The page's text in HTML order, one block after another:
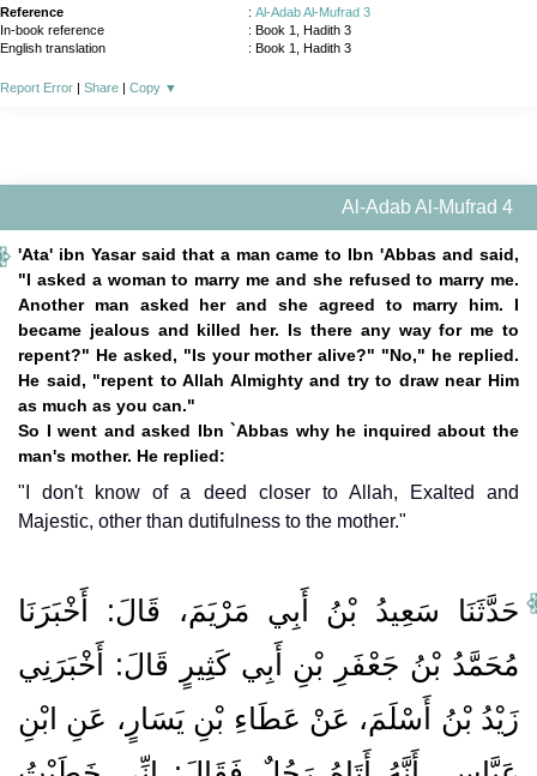
Reference : Al-Adab Al-Mufrad 3
In-book reference
: Book 1, Hadith 3
English translation
: Book 1, Hadith 3
Report Error | Share | Copy ▼
Al-Adab Al-Mufrad 4
'Ata' ibn Yasar said that a man came to Ibn 'Abbas and said,
"I asked a woman to marry me and she refused to marry me.
Another man asked her and she agreed to marry him. I
became jealous and killed her. Is there any way for me to
repent?" He asked, "Is your mother alive?" "No," he replied.
He said, "repent to Allah Almighty and try to draw near Him
as much as you can."
So I went and asked Ibn `Abbas why he inquired about the
man's mother. He replied:
"I don't know of a deed closer to Allah, Exalted and
Majestic, other than dutifulness to the mother."
حَدَّثَنَا سَعِيدُ بْنُ أَبِي مَرْيَمَ، قَالَ‏:‏ أَخْبَرَنَا
مُحَمَّدُ بْنُ جَعْفَرِ بْنِ أَبِي كَثِيرٍ قَالَ‏:‏ أَخْبَرَنِي
زَيْدُ بْنُ أَسْلَمَ، عَنْ عَطَاءِ بْنِ يَسَارٍ، عَنِ ابْنِ